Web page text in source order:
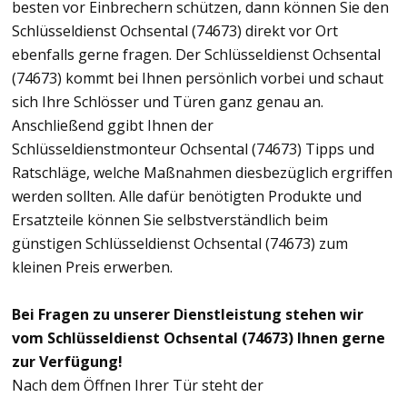
besten vor Einbrechern schützen, dann können Sie den
Schlüsseldienst Ochsental (74673) direkt vor Ort
ebenfalls gerne fragen. Der Schlüsseldienst Ochsental
(74673) kommt bei Ihnen persönlich vorbei und schaut
sich Ihre Schlösser und Türen ganz genau an.
Anschließend ggibt Ihnen der
Schlüsseldienstmonteur Ochsental (74673) Tipps und
Ratschläge, welche Maßnahmen diesbezüglich ergriffen
werden sollten. Alle dafür benötigten Produkte und
Ersatzteile können Sie selbstverständlich beim
günstigen Schlüsseldienst Ochsental (74673) zum
kleinen Preis erwerben.
Bei Fragen zu unserer Dienstleistung stehen wir
vom Schlüsseldienst Ochsental (74673) Ihnen gerne
zur Verfügung!
Nach dem Öffnen Ihrer Tür steht der